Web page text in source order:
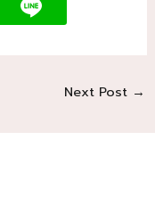
Next Post →